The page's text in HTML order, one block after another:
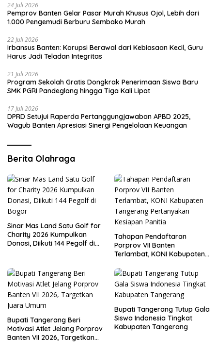
24 Juli 2026
Pemprov Banten Gelar Pasar Murah Khusus Ojol, Lebih dari
1.000 Pengemudi Berburu Sembako Murah
22 Juli 2026
Irbansus Banten: Korupsi Berawal dari Kebiasaan Kecil, Guru
Harus Jadi Teladan Integritas
21 Juli 2026
Program Sekolah Gratis Dongkrak Penerimaan Siswa Baru
SMK PGRI Pandeglang hingga Tiga Kali Lipat
17 Juli 2026
DPRD Setujui Raperda Pertanggungjawaban APBD 2025,
Wagub Banten Apresiasi Sinergi Pengelolaan Keuangan
Berita Olahraga
Sinar Mas Land Satu Golf for
Charity 2026 Kumpulkan
Donasi, Diikuti 144 Pegolf di
Tahapan Pendaftaran
Porprov VII Banten
Terlambat, KONI Kabupaten
Kesiapan Panitia
Bupati Tangerang Beri
Motivasi Atlet Jelang Porprov
Banten VII 2026, Targetkan
Bupati Tangerang Tutup Gala
Siswa Indonesia Tingkat
Kabupaten Tangerang